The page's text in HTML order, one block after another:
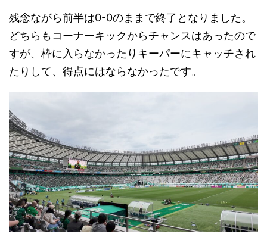
残念ながら前半は0-0のままで終了となりました。
どちらもコーナーキックからチャンスはあったので
すが、枠に入らなかったりキーパーにキャッチされ
たりして、得点にはならなかったです。